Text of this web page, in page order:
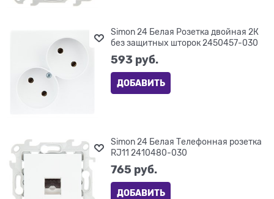
Simon 24 Белая Розетка двойная 2К
без защитных шторок 2450457-030
593 руб.
ДОБАВИТЬ
Simon 24 Белая Телефонная розетка
RJ11 2410480-030
765 руб.
ДОБАВИТЬ